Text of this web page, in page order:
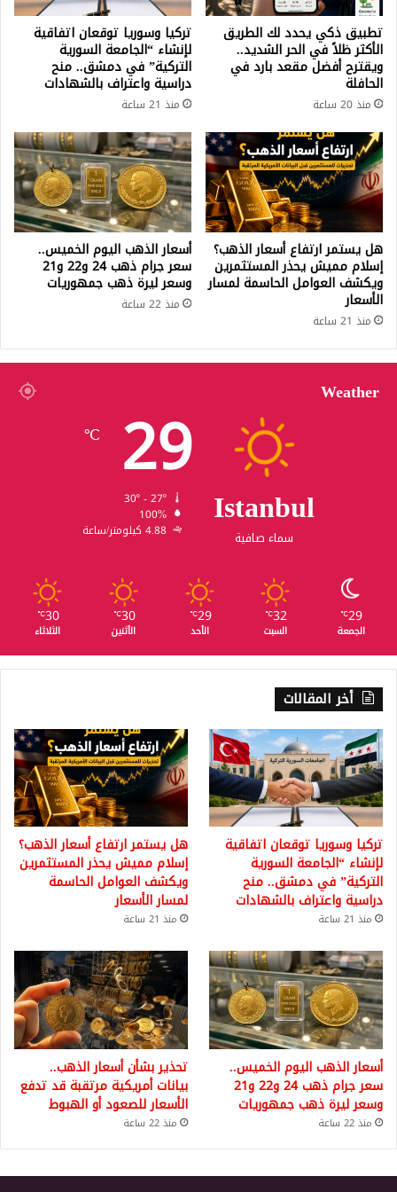
تطبيق ذكي يحدد لك الطريق
الأكثر ظلاً في الحر الشديد..
ويقترح أفضل مقعد بارد في
الحافلة
منذ 20 ساعة
تركيا وسوريا توقعان اتفاقية
لإنشاء “الجامعة السورية
التركية” في دمشق.. منح
دراسية واعتراف بالشهادات
منذ 21 ساعة
هل يستمر ارتفاع أسعار الذهب؟
إسلام مميش يحذر المستثمرين
ويكشف العوامل الحاسمة لمسار
الأسعار
منذ 21 ساعة
أسعار الذهب اليوم الخميس..
سعر جرام ذهب 24 و22 و21
وسعر ليرة ذهب جمهوريات
منذ 22 ساعة
Weather
Istanbul
سماء صافية
29
℃
100%
4.88 كيلومتر/ساعة
29
℃
الجمعة
32
℃
السبت
29
℃
الأحد
30
℃
الأثنين
30
℃
الثلاثاء
أخر المقالات
تركيا وسوريا توقعان اتفاقية
لإنشاء “الجامعة السورية
التركية” في دمشق.. منح
دراسية واعتراف بالشهادات
منذ 21 ساعة
هل يستمر ارتفاع أسعار الذهب؟
إسلام مميش يحذر المستثمرين
ويكشف العوامل الحاسمة
لمسار الأسعار
منذ 21 ساعة
أسعار الذهب اليوم الخميس..
سعر جرام ذهب 24 و22 و21
وسعر ليرة ذهب جمهوريات
منذ 22 ساعة
تحذير بشأن أسعار الذهب..
بيانات أمريكية مرتقبة قد تدفع
الأسعار للصعود أو الهبوط
منذ 22 ساعة